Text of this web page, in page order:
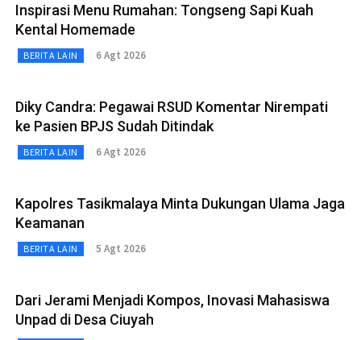
Inspirasi Menu Rumahan: Tongseng Sapi Kuah
Kental Homemade
BERITA LAIN 6 Agt 2026
Diky Candra: Pegawai RSUD Komentar Nirempati
ke Pasien BPJS Sudah Ditindak
BERITA LAIN 6 Agt 2026
Kapolres Tasikmalaya Minta Dukungan Ulama Jaga
Keamanan
BERITA LAIN 5 Agt 2026
Dari Jerami Menjadi Kompos, Inovasi Mahasiswa
Unpad di Desa Ciuyah